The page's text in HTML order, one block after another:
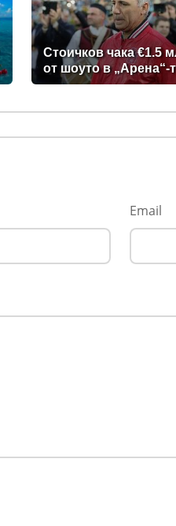
Стоичков чака €1.5
от шоуто в „Арена“-
Email